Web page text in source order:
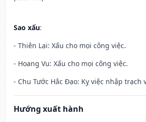
Sao xấu:
- Thiên Lại: Xấu cho mọi công việc.
- Hoang Vu: Xấu cho mọi công việc.
- Chu Tước Hắc Đạo: Kỵ việc nhập trạch
Hướng xuất hành